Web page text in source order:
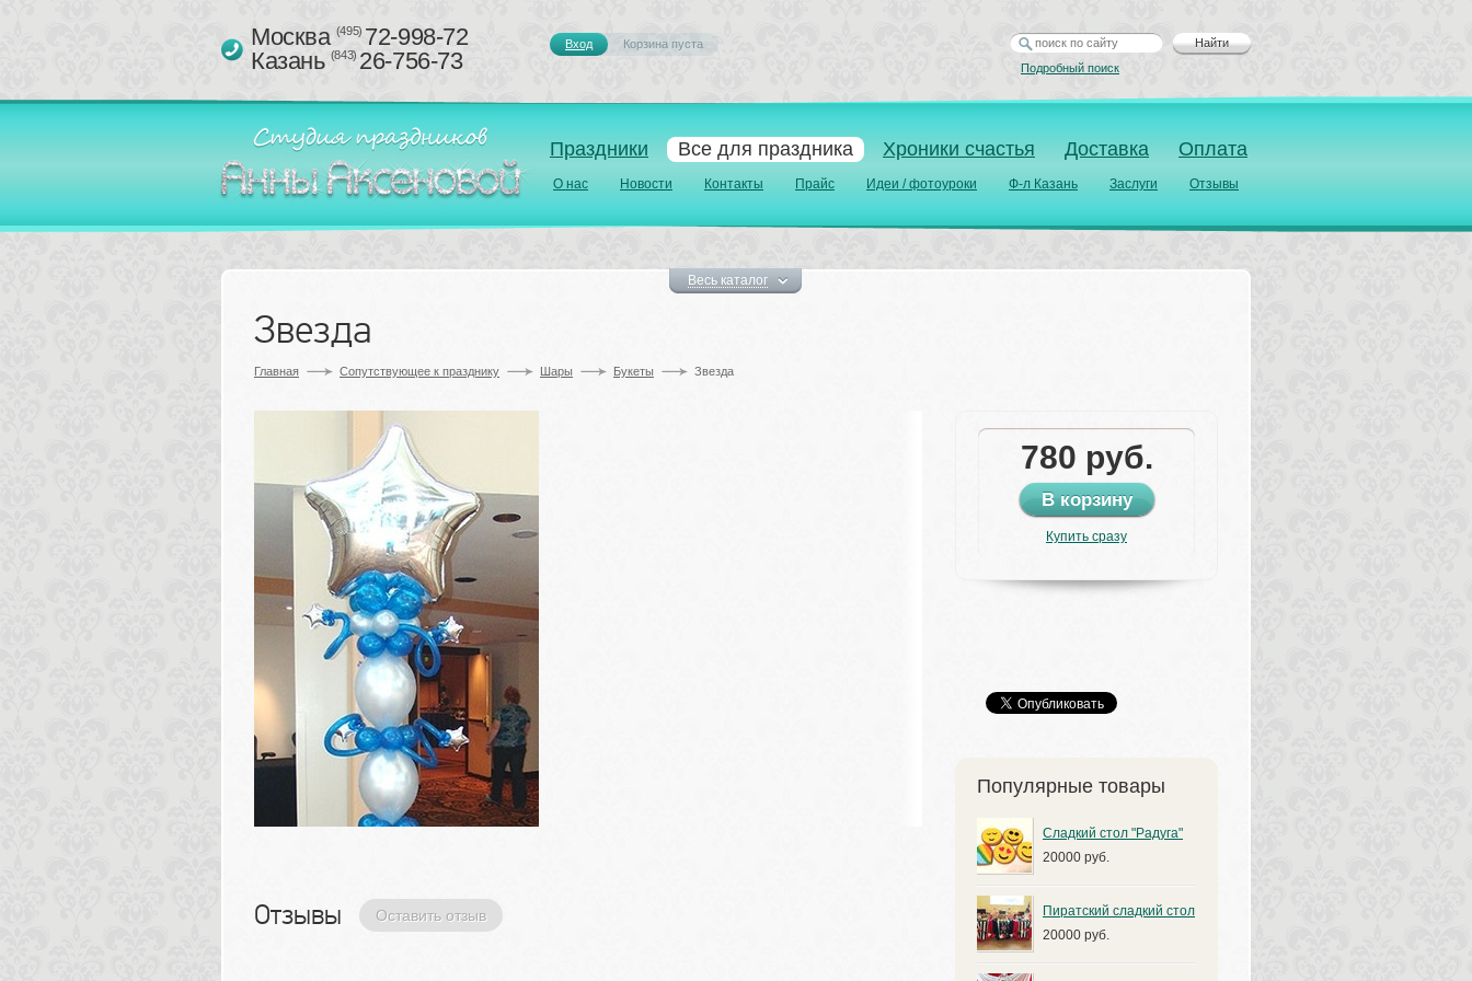
Праздники Все для праздника Хроники счастья Доставка Оплата
О нас Новости Контакты Прайс Идеи / фотоуроки Ф-л Казань Заслуги Отзывы
Москва (495)72-998-72
Казань (843)26-756-73
Вход Корзина пуста
Найти
Подробный поиск
Весь каталог
Звезда
Главная Сопутствующее к празднику Шары Букеты Звезда
Отзывы Оставить отзыв
780 руб.
В корзину
Купить сразу
Популярные товары
Сладкий стол "Радуга"
20000 руб.
Пиратский сладкий стол
20000 руб.